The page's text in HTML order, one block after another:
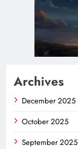
Archives
December 2025
October 2025
September 2025